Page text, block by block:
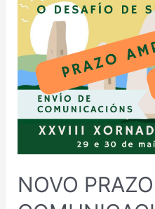
NOVO
DE
DE
ÁS
XXVIII